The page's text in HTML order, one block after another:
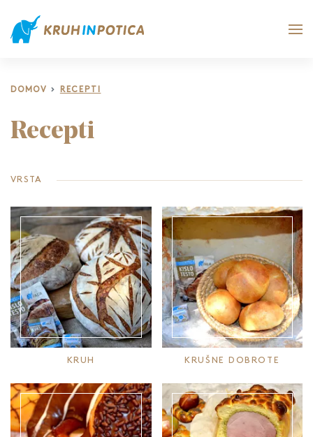
DOMOV RECEPTI
Recepti
VRSTA
KRUH KRUŠNE DOBROTE